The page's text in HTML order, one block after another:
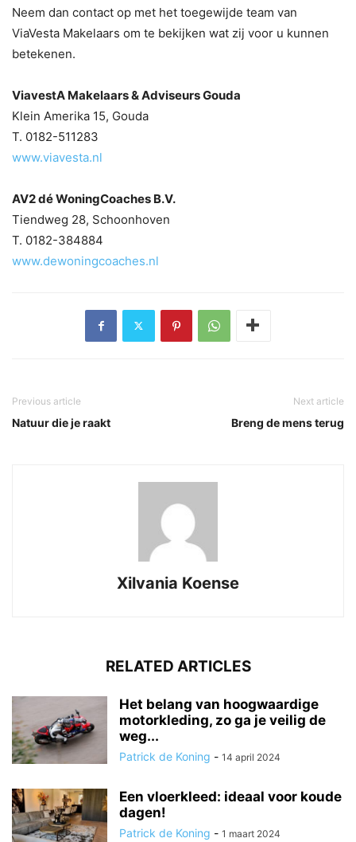
Neem dan contact op met het toegewijde team van
ViaVesta Makelaars om te bekijken wat zij voor u kunnen
betekenen.
ViavestA Makelaars & Adviseurs Gouda
Klein Amerika 15, Gouda
T. 0182-511283
www.viavesta.nl
AV2 dé WoningCoaches B.V.
Tiendweg 28, Schoonhoven
T. 0182-384884
www.dewoningcoaches.nl
Previous article
Natuur die je raakt
Next article
Breng de mens terug
Xilvania Koense
RELATED ARTICLES
Het belang van hoogwaardige
motorkleding, zo ga je veilig de
weg...
Patrick de Koning - 14 april 2024
Een vloerkleed: ideaal voor koude
dagen!
Patrick de Koning - 1 maart 2024